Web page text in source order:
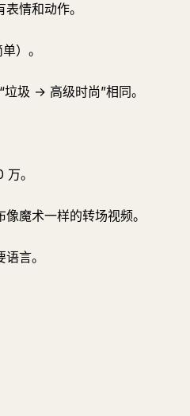
情和动作。
）。
圾 → 高级时尚”相同。
。
魔术一样的转场视频。
言。